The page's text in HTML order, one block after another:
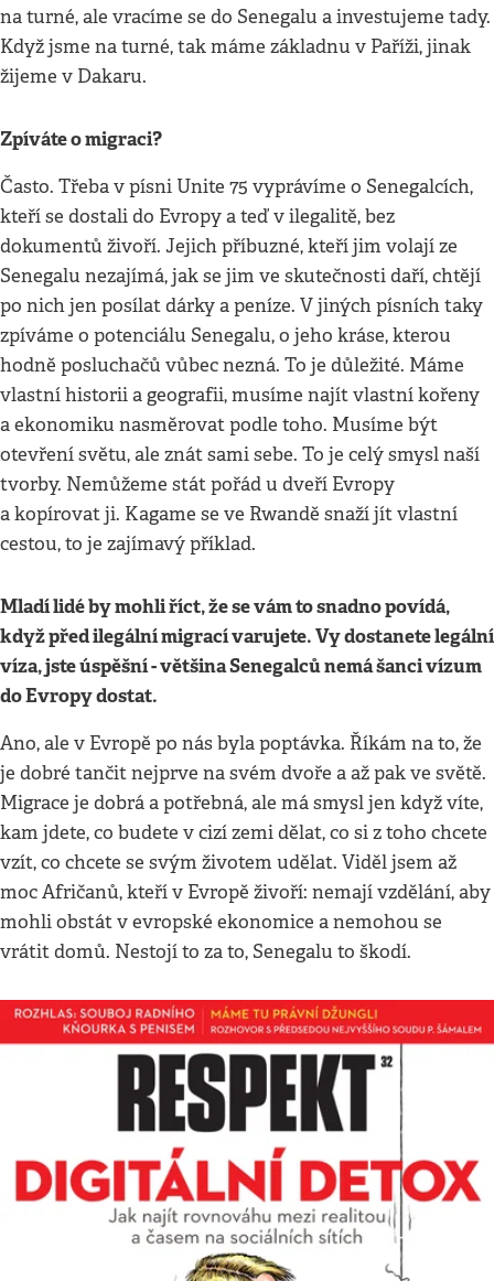
na turné, ale vracíme se do Senegalu a investujeme tady.
Když jsme na turné, tak máme základnu v Paříži, jinak
žijeme v Dakaru.
Zpíváte o migraci?
Často. Třeba v písni Unite 75 vyprávíme o Senegalcích,
kteří se dostali do Evropy a teď v ilegalitě, bez
dokumentů živoří. Jejich příbuzné, kteří jim volají ze
Senegalu nezajímá, jak se jim ve skutečnosti daří, chtějí
po nich jen posílat dárky a peníze. V jiných písních taky
zpíváme o potenciálu Senegalu, o jeho kráse, kterou
hodně posluchačů vůbec nezná. To je důležité. Máme
vlastní historii a geografii, musíme najít vlastní kořeny
a ekonomiku nasměrovat podle toho. Musíme být
otevření světu, ale znát sami sebe. To je celý smysl naší
tvorby. Nemůžeme stát pořád u dveří Evropy
a kopírovat ji. Kagame se ve Rwandě snaží jít vlastní
cestou, to je zajímavý příklad.
Mladí lidé by mohli říct, že se vám to snadno povídá,
když před ilegální migrací varujete. Vy dostanete legální
víza, jste úspěšní - většina Senegalců nemá šanci vízum
do Evropy dostat.
Ano, ale v Evropě po nás byla poptávka. Říkám na to, že
je dobré tančit nejprve na svém dvoře a až pak ve světě.
Migrace je dobrá a potřebná, ale má smysl jen když víte,
kam jdete, co budete v cizí zemi dělat, co si z toho chcete
vzít, co chcete se svým životem udělat. Viděl jsem až
moc Afričanů, kteří v Evropě živoří: nemají vzdělání, aby
mohli obstát v evropské ekonomice a nemohou se
vrátit domů. Nestojí to za to, Senegalu to škodí.